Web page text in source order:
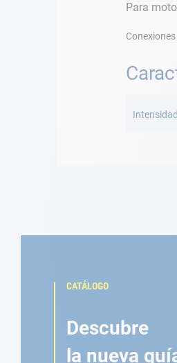
Para
Información
CATÁLOGO
Descubre
la nueva